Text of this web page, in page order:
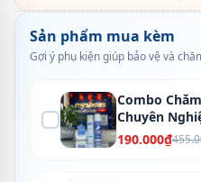
Sản phẩm mua kèm
Gợi ý phụ kiện giúp bảo vệ và
Combo
Chuyên
190.000₫